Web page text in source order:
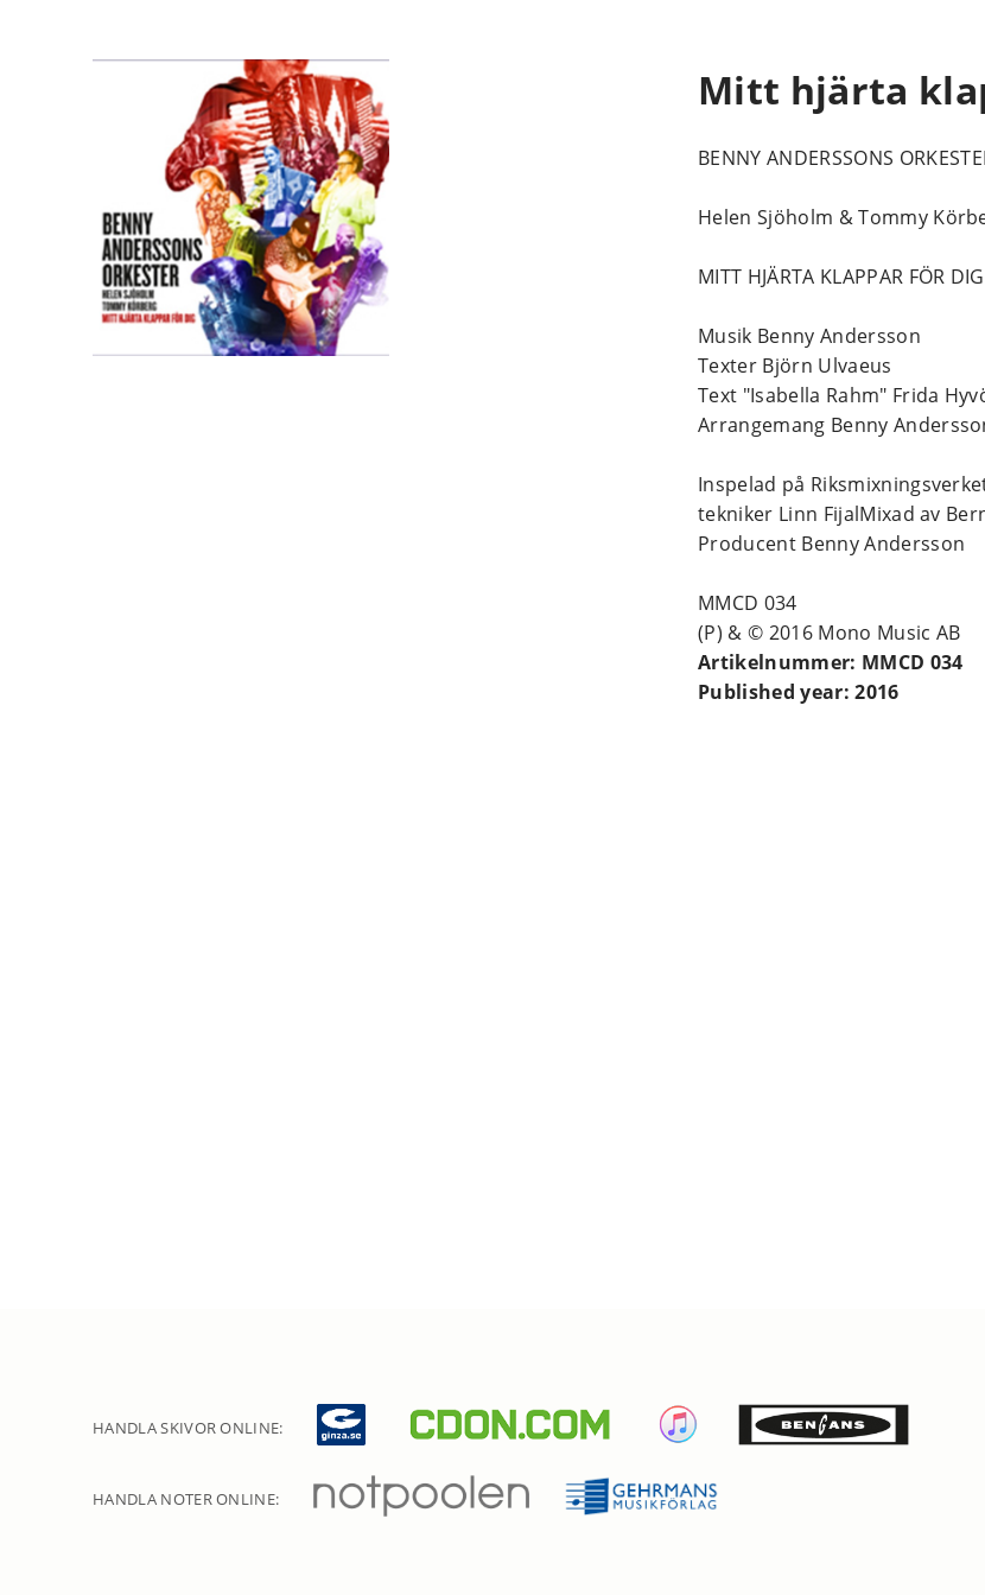
Mitt hjärta
BENNY ANDERSSONS
Helen Sjöholm & Tommy
MITT HJÄRTA KLAPPAR FÖR DIG
Musik Benny Andersson
Texter Björn Ulvaeus
Text "Isabella Rahm" Frida
Arrangemang Benny
Inspelad på
tekniker Linn FijalMixad av
Producent Benny Andersson
MMCD 034
(P) & © 2016 Mono Music AB
Artikelnummer: MMCD 034
Published year: 2016
HANDLA SKIVOR ONLINE:
HANDLA NOTER ONLINE: